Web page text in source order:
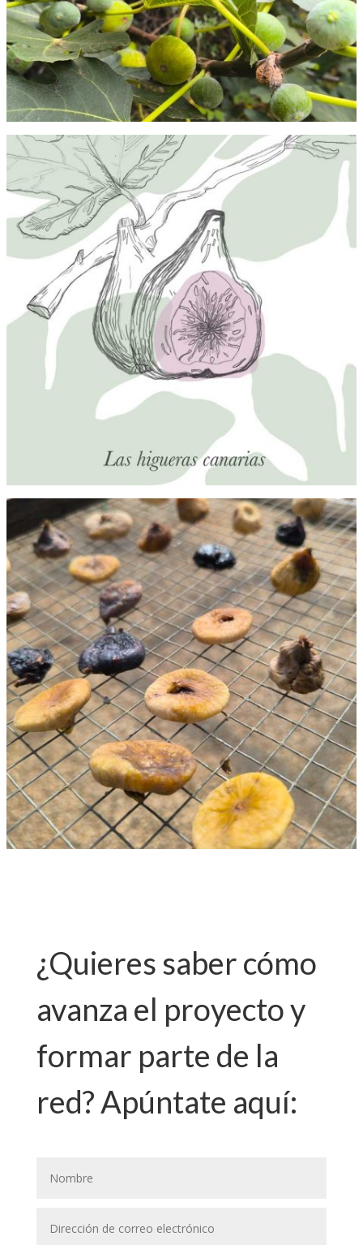
¿Quieres saber cómo
avanza el proyecto y
formar parte de la
red? Apúntate aquí: